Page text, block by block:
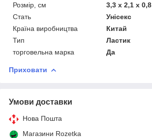
Розмір, см
3,3 х 2,1 х 0,8
Стать
Унісекс
Країна виробництва
Китай
Тип
Ластик
торговельна марка
Да
Приховати
Умови доставки
Нова Пошта
Магазини Rozetka